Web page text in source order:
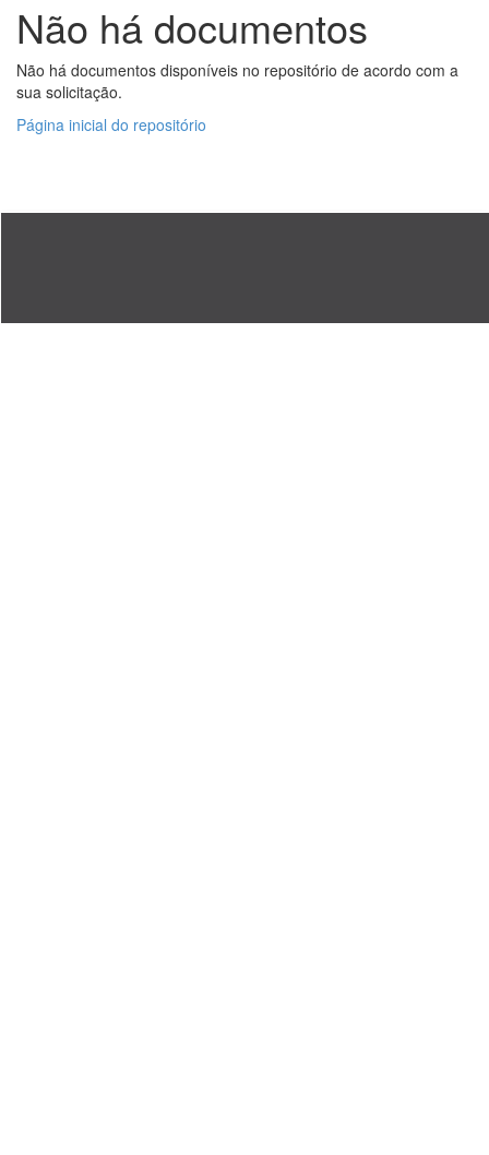
Não há documentos
Não há documentos disponíveis no repositório de acordo com a
sua solicitação.
Página inicial do repositório